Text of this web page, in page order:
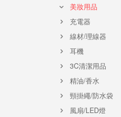
美妝用品
充電器
線材/理線器
耳機
3C清潔用品
精油/香水
頸掛繩/防水袋
風扇/LED燈